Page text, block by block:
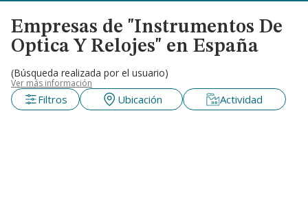
Empresas de "Instrumentos De
Optica Y Relojes" en España
(Búsqueda realizada por el usuario)
Ver más información
Filtros Ubicación Actividad